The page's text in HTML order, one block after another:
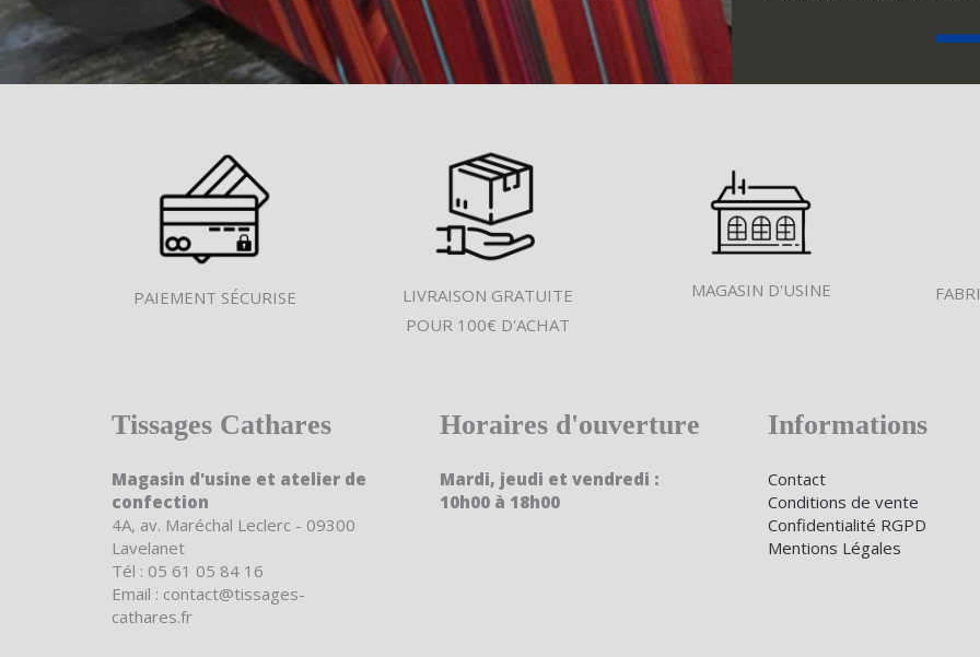
PAIEMENT SÉCURISE
LIVRAISON GRATUITE
POUR 100€ D'ACHAT
MAGASIN D'USINE
Tissages Cathares
Magasin d'usine et atelier de
confection
4A, av. Maréchal Leclerc - 09300
Lavelanet
Tél : 05 61 05 84 16
Email : contact@tissages-
cathares.fr
Horaires d'ouverture
Mardi, jeudi et vendredi :
10h00 à 18h00
Informations
Contact
Conditions de vente
Confidentialité RGPD
Mentions Légales